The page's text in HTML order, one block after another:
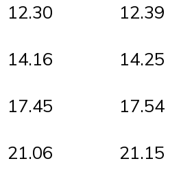
12.30 12.39
14.16 14.25
17.45 17.54
21.06 21.15